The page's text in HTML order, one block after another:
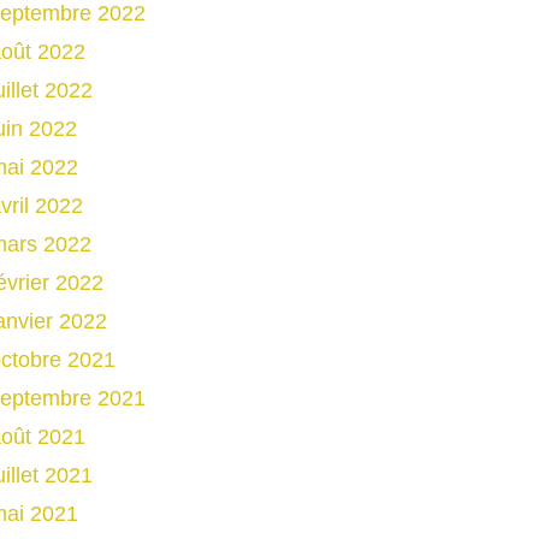
2022
2022
2022
2022
2022
2022
2022
2022
2022
2021
2021
2021
2021
2021